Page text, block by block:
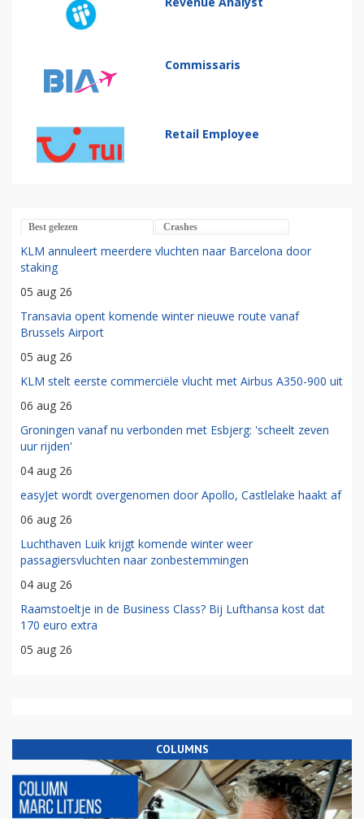
Commissaris
Retail Employee
Best gelezen Crashes
KLM annuleert meerdere vluchten naar Barcelona door
staking
05 aug 26
Transavia opent komende winter nieuwe route vanaf
Brussels Airport
05 aug 26
KLM stelt eerste commerciële vlucht met Airbus A350-900 uit
06 aug 26
Groningen vanaf nu verbonden met Esbjerg: 'scheelt zeven
uur rijden'
04 aug 26
easyJet wordt overgenomen door Apollo, Castlelake haakt af
06 aug 26
Luchthaven Luik krijgt komende winter weer
passagiersvluchten naar zonbestemmingen
04 aug 26
Raamstoeltje in de Business Class? Bij Lufthansa kost dat
170 euro extra
05 aug 26
COLUMNS